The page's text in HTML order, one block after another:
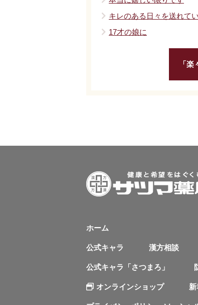
キレのある日々を送れて
17才の娘に
「
ホーム
公式キャラ 漢方相談
公式キャラ「さつまろ」
オンラインショップ